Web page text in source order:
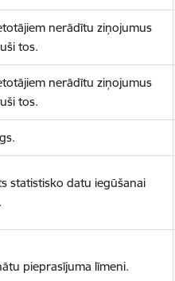
nerādītu ziņojumus
tos.
nerādītu ziņojumus
tos.
statistisko datu iegūšanai
pieprasījuma līmeni.